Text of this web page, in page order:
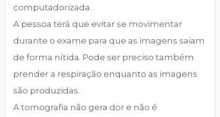
computadorizada.
A pessoa terá que evitar se movimentar
durante o exame para que as imagens saiam
de forma nítida. Pode ser preciso também
prender a respiração enquanto as imagens
são produzidas.
A tomografia não gera dor e não é